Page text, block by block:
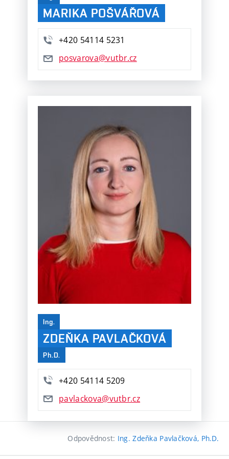
MARIKA POŠVÁŘOVÁ
+420 54114 5231
posvarova@vutbr.cz
Ing.
ZDEŇKA PAVLAČKOVÁ
Ph.D.
+420 54114 5209
pavlackova@vutbr.cz
Odpovědnost: Ing. Zdeňka Pavlačková, Ph.D.